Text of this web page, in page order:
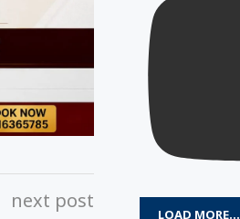
next post
LOAD MORE...